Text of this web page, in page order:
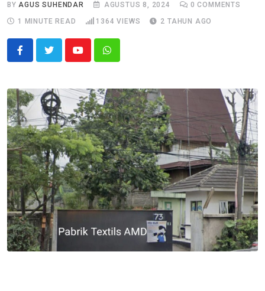
BYAGUS SUHENDAR AGUSTUS 8, 2024 0 COMMENTS
1 MINUTE READ
1364 VIEWS 2 TAHUN AGO
YoutubeWhatsapp